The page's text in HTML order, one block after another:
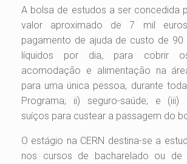
A bolsa de estudos a ser concedida
valor aproximado de 7 mil
pagamento de ajuda de custo de 90
líquidos por dia, para cobrir
acomodação e alimentação na
para uma única pessoa, durante
Programa; ii) seguro-saúde; e (iii)
suíços para custear a passagem do
O estágio na CERN destina-se a
nos cursos de bacharelado ou de